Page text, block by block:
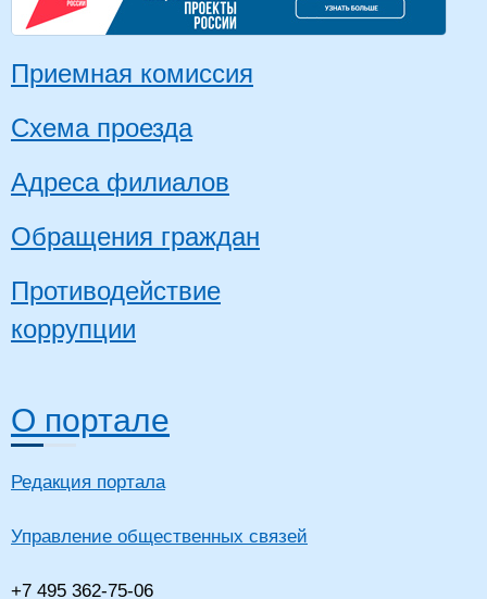
Приемная комиссия
Схема проезда
Адреса филиалов
Обращения граждан
Противодействие
коррупции
О портале
Редакция портала
Управление общественных связей
+7 495 362-75-06